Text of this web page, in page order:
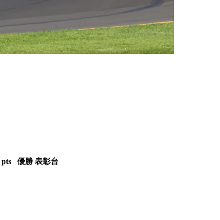
pts 優勝 表彰台